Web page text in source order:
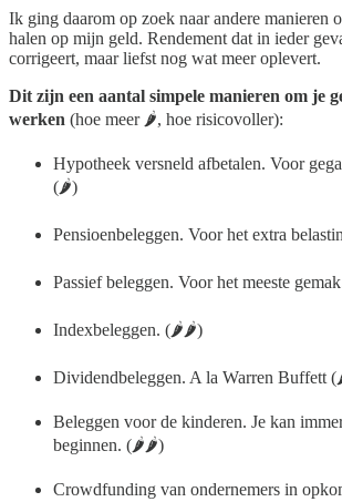
Ik ging daarom op zoek naar andere manieren
halen op mijn geld. Rendement dat in ieder
corrigeert, maar liefst nog wat meer oplevert.
Dit zijn een aantal simpele manieren om je
werken (hoe meer 🌶️, hoe risicovoller):
Hypotheek versneld afbetalen. Voor
(🌶️)
Pensioenbeleggen. Voor het extra
Passief beleggen. Voor het meeste
Indexbeleggen. (🌶️🌶️)
Dividendbeleggen. A la Warren Buffett
Beleggen voor de kinderen. Je kan
beginnen. (🌶️🌶️)
Crowdfunding van ondernemers in